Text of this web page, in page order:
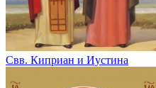
Свв. Киприан и Иустина